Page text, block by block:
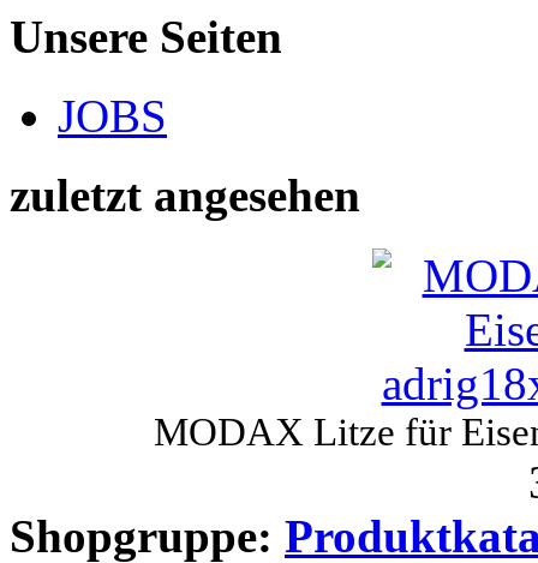
Unsere Seiten
JOBS
zuletzt angesehen
MODAX Litze für
Shopgruppe: